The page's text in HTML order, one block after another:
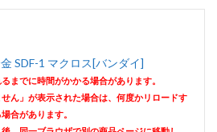
SDF-1 マクロス[バンダイ]
までに時間がかかる場合があります。
ん」が表示された場合は、何度かリロードす
合があります。